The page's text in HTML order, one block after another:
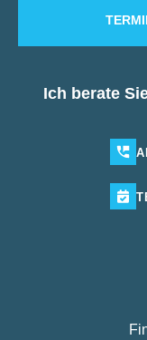
Ich berate